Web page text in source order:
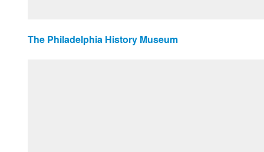
The Philadelphia History Museum